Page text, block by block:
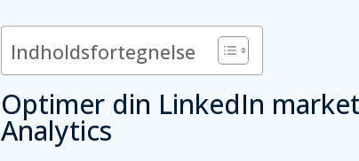
Indholdsfortegnelse
Optimer din LinkedIn
Analytics